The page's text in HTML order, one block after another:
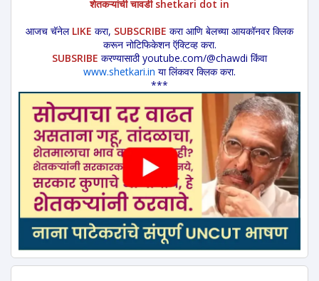
शेतकऱ्यांची चावडी shetkari dot in
आजच चॅनेल LIKE करा, SUBSCRIBE करा आणि बेलच्या आयकॉनवर क्लिक
करून नोटिफिकेशन ऍक्टिव्ह करा.
SUBSRIBE करण्यासाठी youtube.com/@chawdi किंवा
www.shetkari.in या लिंकवर क्लिक करा.
***